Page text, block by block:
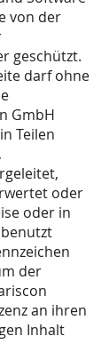
von der
geschützt.
darf ohne
GmbH
Teilen
oder
oder in
der
an ihren
Inhalt